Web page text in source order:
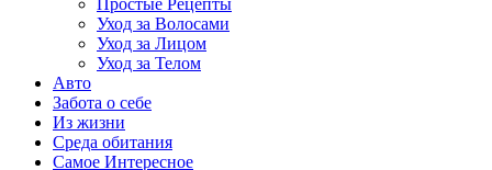
Простые Рецепты
Уход за Волосами
Уход за Лицом
Уход за Телом
Авто
Забота о себе
Из жизни
Среда обитания
Самое Интересное